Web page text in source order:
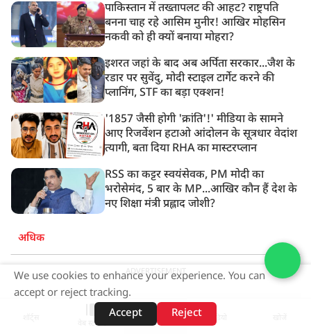
पाकिस्तान में तख्तापलट की आहट? राष्ट्रपति
बनना चाह रहे आसिम मुनीर! आखिर मोहसिन
नकवी को ही क्यों बनाया मोहरा?
इशरत जहां के बाद अब अर्पिता सरकार...जैश के
रडार पर सुवेंदु, मोदी स्टाइल टार्गेट करने की
प्लानिंग, STF का बड़ा एक्शन!
'1857 जैसी होगी 'क्रांति'!' मीडिया के सामने
आए रिजर्वेशन हटाओ आंदोलन के सूत्रधार वेदांश
त्यागी, बता दिया RHA का मास्टरप्लान
RSS का कट्टर स्वयंसेवक, PM मोदी का
भरोसेमंद, 5 बार के MP...आखिर कौन हैं देश के
नए शिक्षा मंत्री प्रह्लाद जोशी?
अधिक
ADVERTISEMENT
वेब स्टोरीज़
We use cookies to enhance your experience. You can
accept or reject tracking.
Accept
Reject